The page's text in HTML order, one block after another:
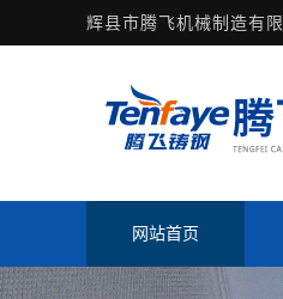
辉县市腾飞机械制造有
网站首页